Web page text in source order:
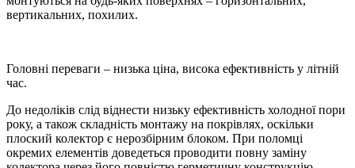
вертикальних, похилих.
Головні переваги – низька ціна, висока ефективність у літній
час.
До недоліків слід віднести низьку ефективність холодної пори
року, а також складність монтажу на покрівлях, оскільки
плоский колектор є нерозбірним блоком. При поломці
окремих елементів доведеться проводити повну заміну